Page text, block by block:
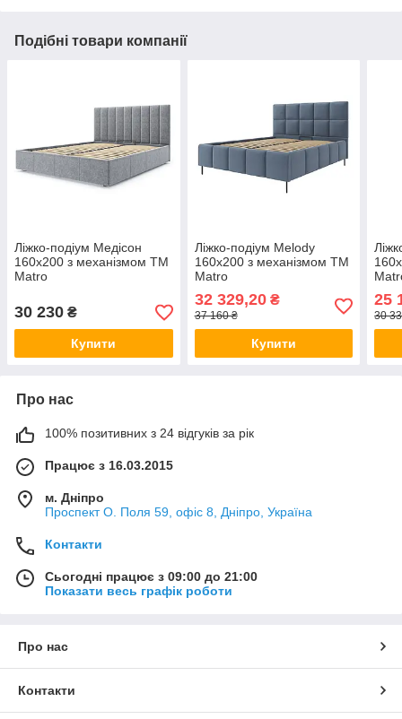
Подібні товари компанії
Ліжко-подіум Медісон
160х200 з механізмом TM
Matro
30 230 ₴
Купити
Ліжко-подіум Melody
160х200 з механізмом TM
Matro
32 329,20₴
37 160 ₴
Купити
25
30
Про нас
100% позитивних з 24 відгуків за рік
Працює з 16.03.2015
м. Дніпро
Проспект О. Поля 59, офіс 8, Дніпро, Україна
Контакти
Сьогодні працює з 09:00 до 21:00
Показати весь графік роботи
Про нас
Контакти